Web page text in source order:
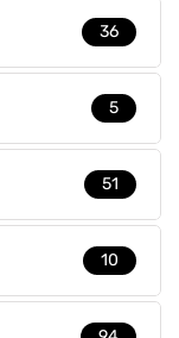
36
5
51
10